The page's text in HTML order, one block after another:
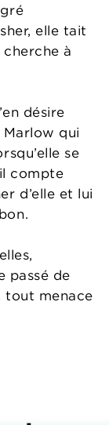
elle tait
à
désire
Marlow qui
se
compte
d’elle et lui
passé de
tout menace